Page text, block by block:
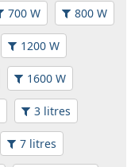
700 W 800 W
1200 W
1600 W
3 litres
7 litres